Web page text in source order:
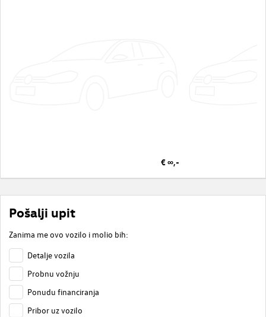
€ ∞,-
Pošalji upit
Zanima me ovo vozilo i molio bih:
Detalje vozila
Probnu vožnju
Ponudu financiranja
Pribor uz vozilo